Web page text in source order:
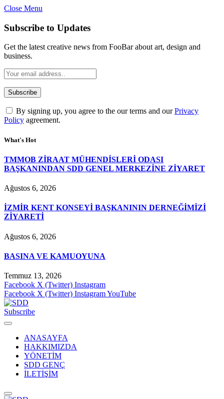
Close Menu
Subscribe to Updates
Get the latest creative news from FooBar about art, design and
business.
By signing up, you agree to the our terms and ourPrivacy
Policy agreement.
What's Hot
TMMOB ZİRAAT MÜHENDİSLERİ ODASI
BAŞKANINDAN SDD GENEL MERKEZİNE ZİYARET
Ağustos 6, 2026
İZMİR KENT KONSEYİ BAŞKANININ DERNEĞİMİZİ
ZİYARETİ
Ağustos 6, 2026
BASINA VE KAMUOYUNA
Temmuz 13, 2026
Facebook X (Twitter) Instagram
Facebook X (Twitter) InstagramYouTube
Subscribe
ANASAYFA
HAKKIMIZDA
YÖNETİM
SDD GENÇ
İLETİŞİM